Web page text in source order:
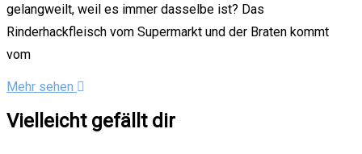
gelangweilt, weil es immer dasselbe ist? Das
Rinderhackfleisch vom Supermarkt und der Braten kommt
vom
Mehr sehen
Vielleicht gefällt dir